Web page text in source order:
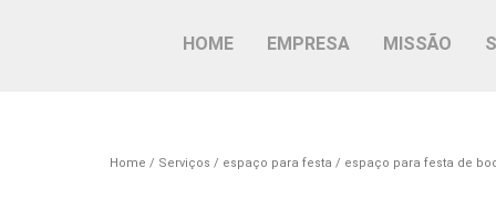
HOME EMPRESA MISSÃO
Home Serviços espaço para festa espaço para festa de